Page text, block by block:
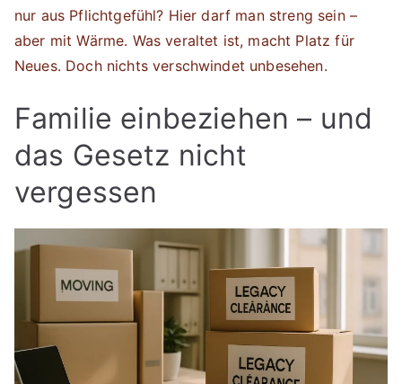
nur aus Pflichtgefühl? Hier darf man streng sein –
aber mit Wärme. Was veraltet ist, macht Platz für
Neues. Doch nichts verschwindet unbesehen.
Familie einbeziehen – und
das Gesetz nicht
vergessen